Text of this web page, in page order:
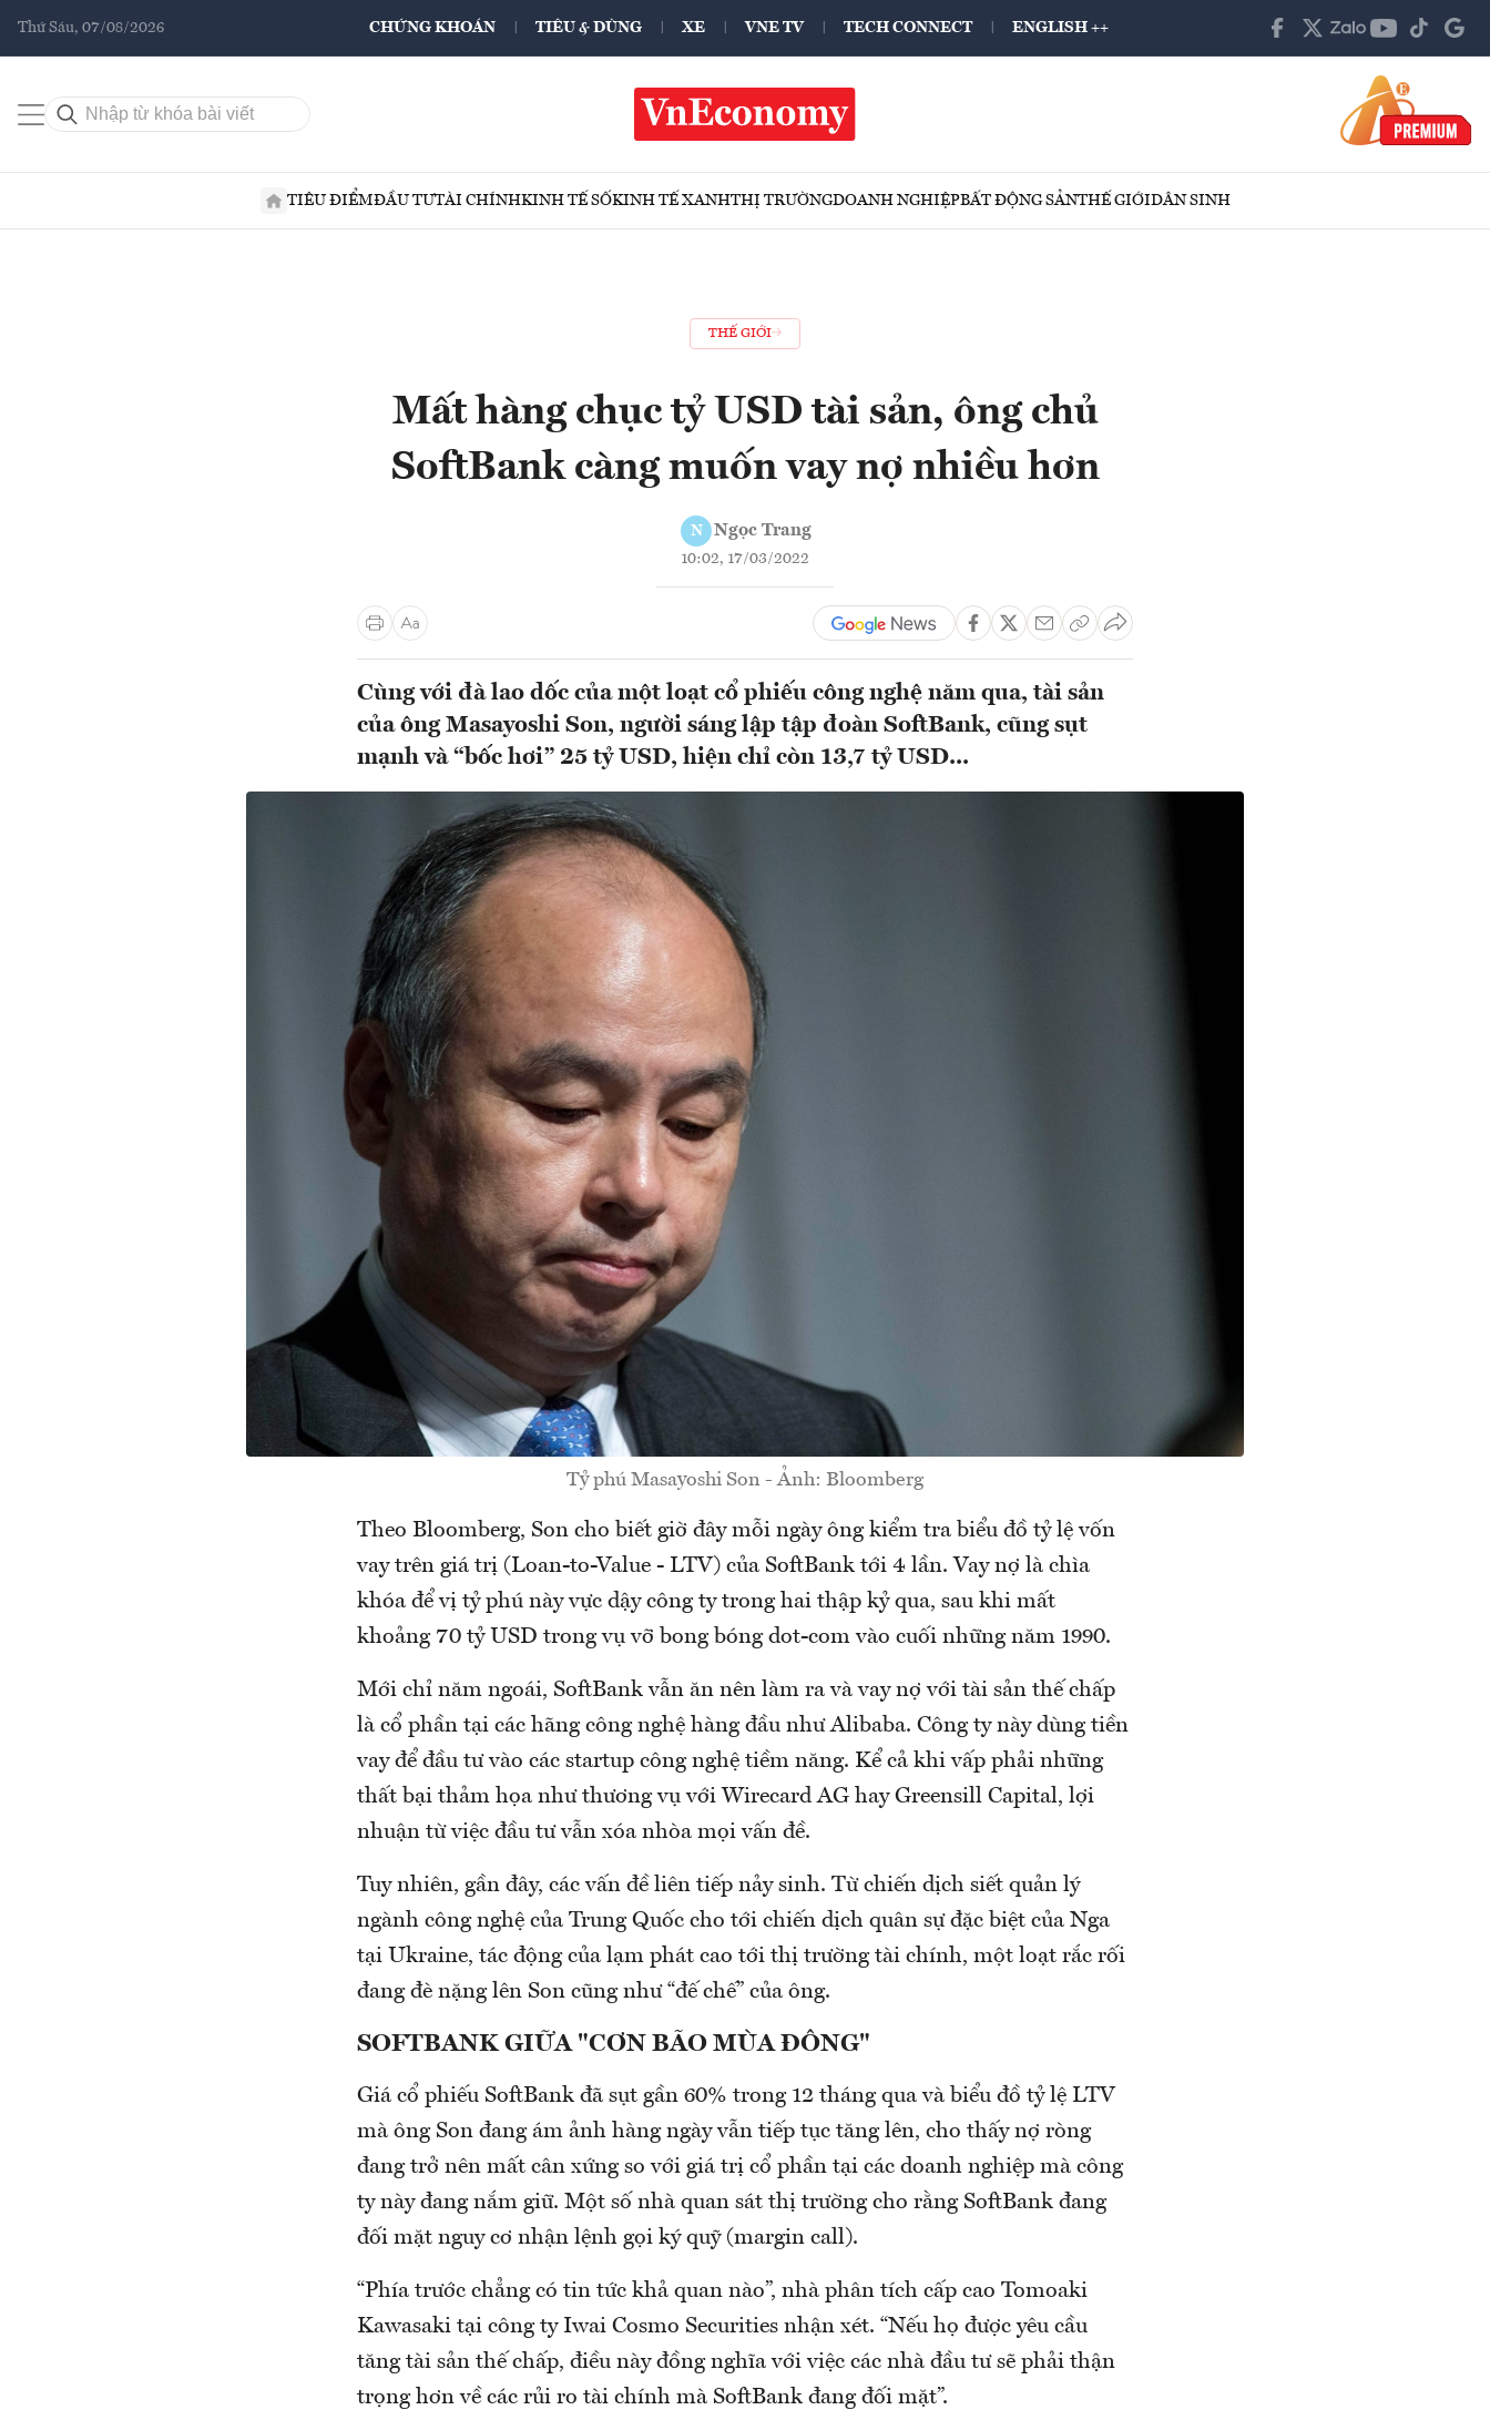
Thứ Sáu, 07/08/2026 CHỨNG KHOÁN TIÊU & DÙNG XE VNE TV TECH CONNECT ENGLISH ++
TIÊU ĐIỂMĐẦU TƯTÀI CHÍNHKINH TẾ SỐKINH TẾ XANHTHỊ TRƯỜNGDOANH NGHIỆPBẤT ĐỘNG SẢNTHẾ GIỚIDÂN SINH
THẾ GIỚI
Mất hàng chục tỷ USD tài sản, ông chủ
SoftBank càng muốn vay nợ nhiều hơn
N Ngọc Trang
10:02, 17/03/2022
Cùng với đà lao dốc của một loạt cổ phiếu công nghệ năm qua, tài sản
của ông Masayoshi Son, người sáng lập tập đoàn SoftBank, cũng sụt
mạnh và “bốc hơi” 25 tỷ USD, hiện chỉ còn 13,7 tỷ USD...
Tỷ phú Masayoshi Son - Ảnh: Bloomberg
Theo Bloomberg, Son cho biết giờ đây mỗi ngày ông kiểm tra biểu đồ tỷ lệ vốn
vay trên giá trị (Loan-to-Value - LTV) của SoftBank tới 4 lần. Vay nợ là chìa
khóa để vị tỷ phú này vực dậy công ty trong hai thập kỷ qua, sau khi mất
khoảng 70 tỷ USD trong vụ vỡ bong bóng dot-com vào cuối những năm 1990.
Mới chỉ năm ngoái, SoftBank vẫn ăn nên làm ra và vay nợ với tài sản thế chấp
là cổ phần tại các hãng công nghệ hàng đầu như Alibaba. Công ty này dùng tiền
vay để đầu tư vào các startup công nghệ tiềm năng. Kể cả khi vấp phải những
thất bại thảm họa như thương vụ với Wirecard AG hay Greensill Capital, lợi
nhuận từ việc đầu tư vẫn xóa nhòa mọi vấn đề.
Tuy nhiên, gần đây, các vấn đề liên tiếp nảy sinh. Từ chiến dịch siết quản lý
ngành công nghệ của Trung Quốc cho tới chiến dịch quân sự đặc biệt của Nga
tại Ukraine, tác động của lạm phát cao tới thị trường tài chính, một loạt rắc rối
đang đè nặng lên Son cũng như “đế chế” của ông.
SOFTBANK GIỮA "CƠN BÃO MÙA ĐÔNG"
Giá cổ phiếu SoftBank đã sụt gần 60% trong 12 tháng qua và biểu đồ tỷ lệ LTV
mà ông Son đang ám ảnh hàng ngày vẫn tiếp tục tăng lên, cho thấy nợ ròng
đang trở nên mất cân xứng so với giá trị cổ phần tại các doanh nghiệp mà công
ty này đang nắm giữ. Một số nhà quan sát thị trường cho rằng SoftBank đang
đối mặt nguy cơ nhận lệnh gọi ký quỹ (margin call).
“Phía trước chẳng có tin tức khả quan nào”, nhà phân tích cấp cao Tomoaki
Kawasaki tại công ty Iwai Cosmo Securities nhận xét. “Nếu họ được yêu cầu
tăng tài sản thế chấp, điều này đồng nghĩa với việc các nhà đầu tư sẽ phải thận
trọng hơn về các rủi ro tài chính mà SoftBank đang đối mặt”.